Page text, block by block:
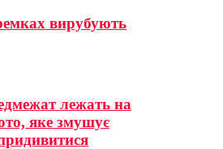
вирубують
лежать на
яке змушує